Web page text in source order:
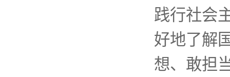
践行社会
好地了解
想、敢担